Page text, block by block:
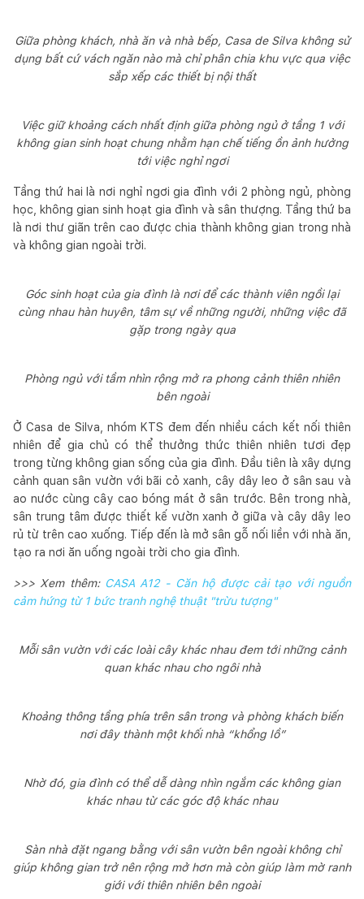
Giữa phòng khách, nhà ăn và nhà bếp, Casa de Silva không sử
dụng bất cứ vách ngăn nào mà chỉ phân chia khu vực qua việc
sắp xếp các thiết bị nội thất
Việc giữ khoảng cách nhất định giữa phòng ngủ ở tầng 1 với
không gian sinh hoạt chung nhằm hạn chế tiếng ồn ảnh hưởng
tới việc nghỉ ngơi
Tầng thứ hai là nơi nghỉ ngơi gia đình với 2 phòng ngủ, phòng
học, không gian sinh hoạt gia đình và sân thượng. Tầng thứ ba
là nơi thư giãn trên cao được chia thành không gian trong nhà
và không gian ngoài trời.
Góc sinh hoạt của gia đình là nơi để các thành viên ngồi lại
cùng nhau hàn huyên, tâm sự về những người, những việc đã
gặp trong ngày qua
Phòng ngủ với tầm nhìn rộng mở ra phong cảnh thiên nhiên
bên ngoài
Ở Casa de Silva, nhóm KTS đem đến nhiều cách kết nối thiên
nhiên để gia chủ có thể thưởng thức thiên nhiên tươi đẹp
trong từng không gian sống của gia đình. Đầu tiên là xây dựng
cảnh quan sân vườn với bãi cỏ xanh, cây dây leo ở sân sau và
ao nước cùng cây cao bóng mát ở sân trước. Bên trong nhà,
sân trung tâm được thiết kế vườn xanh ở giữa và cây dây leo
rủ từ trên cao xuống. Tiếp đến là mở sân gỗ nối liền với nhà ăn,
tạo ra nơi ăn uống ngoài trời cho gia đình.
>>> Xem thêm: CASA A12 - Căn hộ được cải tạo với nguồn
cảm hứng từ 1 bức tranh nghệ thuật "trừu tượng"
Mỗi sân vườn với các loài cây khác nhau đem tới những cảnh
quan khác nhau cho ngôi nhà
Khoảng thông tầng phía trên sân trong và phòng khách biến
nơi đây thành một khối nhà “khổng lồ”
Nhờ đó, gia đình có thể dễ dàng nhìn ngắm các không gian
khác nhau từ các góc độ khác nhau
Sàn nhà đặt ngang bằng với sân vườn bên ngoài không chỉ
giúp không gian trở nên rộng mở hơn mà còn giúp làm mờ ranh
giới với thiên nhiên bên ngoài